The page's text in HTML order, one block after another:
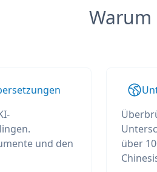
Warum
und den
über